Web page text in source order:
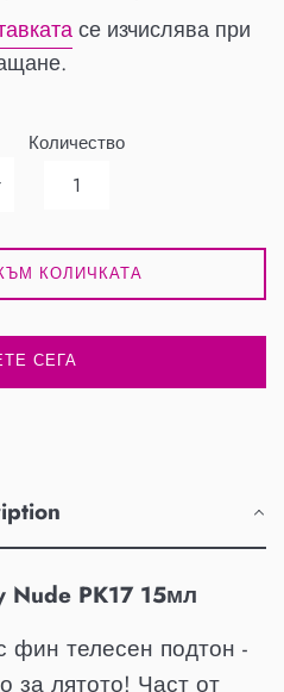
се изчислява при
Количество
КОЛИЧКАТА
СЕГА
Nude PK17 15мл
фин телесен подтон -
за лятото! Част от